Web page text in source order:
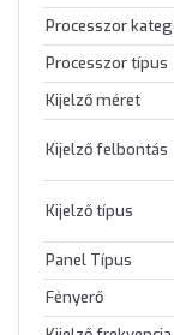
Processzor
Processzor típus
Kijelző méret
Kijelző felbontás
Kijelző típus
Panel Típus
Fényerő